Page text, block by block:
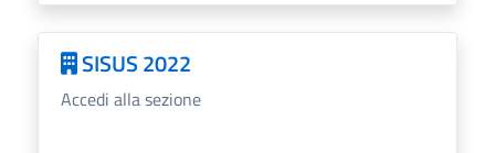
SISUS 2022
Accedi alla sezione